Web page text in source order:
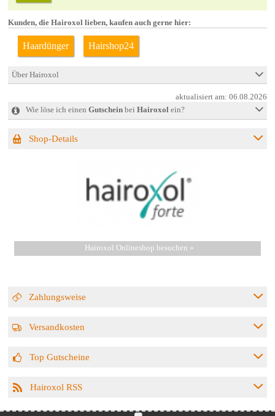
Kunden, die Hairoxol lieben, kaufen auch gerne hier:
Haardünger Hairshop24
Über Hairoxol
aktualisiert am:06.08.2026
Wie löse ich einen Gutscheinbei Hairoxolein?
Shop-Details
Hairoxol Onlineshop besuchen »
Zahlungsweise
Versandkosten
Top Gutscheine
Hairoxol RSS